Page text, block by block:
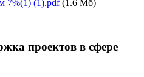
7%(1) (1).pdf(1.6 Мб)
проектов в сфере